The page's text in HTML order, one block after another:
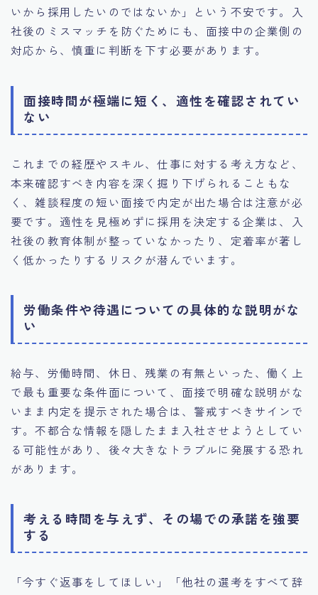
いから採用したいのではないか」という不安です。入
社後のミスマッチを防ぐためにも、面接中の企業側の
対応から、慎重に判断を下す必要があります。
面接時間が極端に短く、適性を確認されてい
ない
これまでの経歴やスキル、仕事に対する考え方など、
本来確認すべき内容を深く掘り下げられることもな
く、雑談程度の短い面接で内定が出た場合は注意が必
要です。適性を見極めずに採用を決定する企業は、入
社後の教育体制が整っていなかったり、定着率が著し
く低かったりするリスクが潜んでいます。
労働条件や待遇についての具体的な説明がな
い
給与、労働時間、休日、残業の有無といった、働く上
で最も重要な条件面について、面接で明確な説明がな
いまま内定を提示された場合は、警戒すべきサインで
す。不都合な情報を隠したまま入社させようとしてい
る可能性があり、後々大きなトラブルに発展する恐れ
があります。
考える時間を与えず、その場での承諾を強要
する
「今すぐ返事をしてほしい」「他社の選考をすべて辞